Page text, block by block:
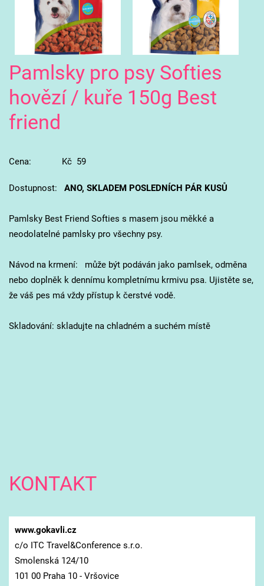
Pamlsky pro psy Softies
hovězí / kuře 150g Best
friend
Cena: Kč 59
Dostupnost: ANO, SKLADEM POSLEDNÍCH PÁR KUSŮ
Pamlsky Best Friend Softies s masem jsou měkké a
neodolatelné pamlsky pro všechny psy.
Návod na krmení: může být podáván jako pamlsek, odměna
nebo doplněk k dennímu kompletnímu krmivu psa. Ujistěte se,
že váš pes má vždy přístup k čerstvé vodě.
Skladování: skladujte na chladném a suchém místě
KONTAKT
www.gokavli.cz
c/o ITC Travel&Conference s.r.o.
Smolenská 124/10
101 00 Praha 10 - Vršovice